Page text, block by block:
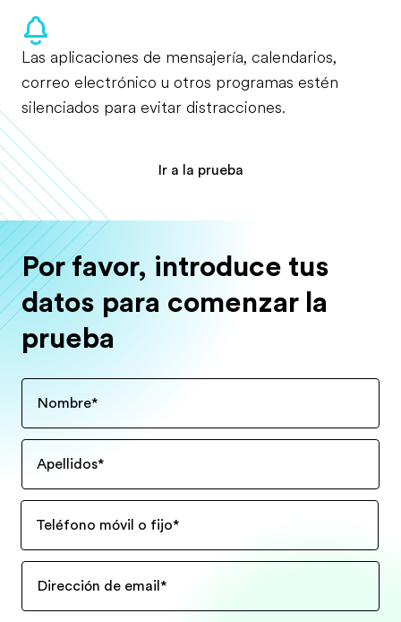
Las aplicaciones de mensajería, calendarios,
correo electrónico u otros programas estén
silenciados para evitar distracciones.
Ir a la prueba
Por favor, introduce tus
datos para comenzar la
prueba
Nombre*
Apellidos*
Teléfono móvil o fijo*
Dirección de email *